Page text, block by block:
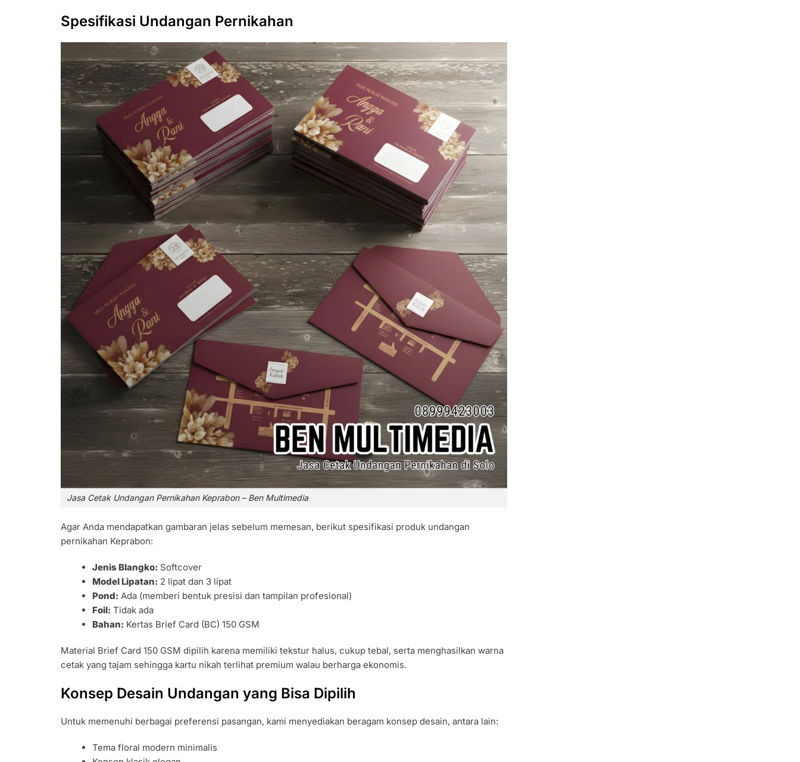
Spesifikasi Undangan Pernikahan
Jasa Cetak Undangan Pernikahan Keprabon – Ben Multimedia
Agar Anda mendapatkan gambaran jelas sebelum memesan, berikut spesifikasi produk undangan
pernikahan Keprabon:
Jenis Blangko: Softcover
Model Lipatan: 2 lipat dan 3 lipat
Pond: Ada (memberi bentuk presisi dan tampilan profesional)
Foil: Tidak ada
Bahan: Kertas Brief Card (BC) 150 GSM
Material Brief Card 150 GSM dipilih karena memiliki tekstur halus, cukup tebal, serta menghasilkan warna
cetak yang tajam sehingga kartu nikah terlihat premium walau berharga ekonomis.
Konsep Desain Undangan yang Bisa Dipilih
Untuk memenuhi berbagai preferensi pasangan, kami menyediakan beragam konsep desain, antara lain:
Tema floral modern minimalis